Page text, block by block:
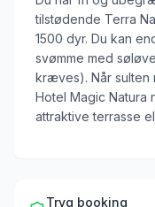
tilstødende Terra
1500 dyr. Du kan
svømme med
kræves). Når sulten
Hotel Magic
attraktive terrasse
Tryg booking